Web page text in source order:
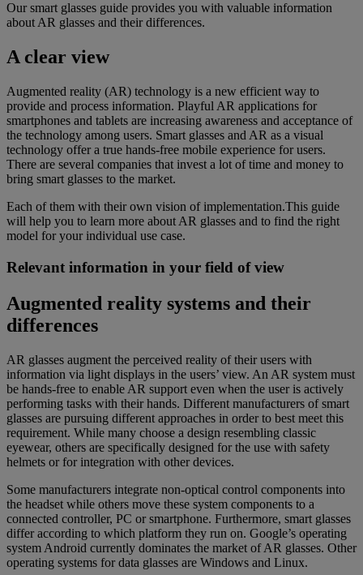
Our smart glasses guide provides you with valuable information
about AR glasses and their differences.
A clear view
Augmented reality (AR) technology is a new efficient way to
provide and process information. Playful AR applications for
smartphones and tablets are increasing awareness and acceptance of
the technology among users. Smart glasses and AR as a visual
technology offer a true hands-free mobile experience for users.
There are several companies that invest a lot of time and money to
bring smart glasses to the market.
Each of them with their own vision of implementation.This guide
will help you to learn more about AR glasses and to find the right
model for your individual use case.
Relevant information in your field of view
Augmented reality systems and their
differences
AR glasses augment the perceived reality of their users with
information via light displays in the users’ view. An AR system must
be hands-free to enable AR support even when the user is actively
performing tasks with their hands. Different manufacturers of smart
glasses are pursuing different approaches in order to best meet this
requirement. While many choose a design resembling classic
eyewear, others are specifically designed for the use with safety
helmets or for integration with other devices.
Some manufacturers integrate non-optical control components into
the headset while others move these system components to a
connected controller, PC or smartphone. Furthermore, smart glasses
differ according to which platform they run on. Google’s operating
system Android currently dominates the market of AR glasses. Other
operating systems for data glasses are Windows and Linux.